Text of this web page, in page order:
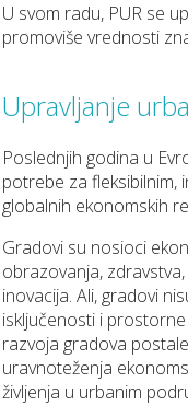
U svom radu, PUR se
promoviše vrednosti
Upravlјanje
Poslednjih godina u
potrebe za fleksibilnim,
globalnih ekonomskih
Gradovi su nosioci
obrazovanja,
inovacija. Ali, gradovi
isklјučenosti i
razvoja gradova
uravnoteženja
živlјenja u urbanim